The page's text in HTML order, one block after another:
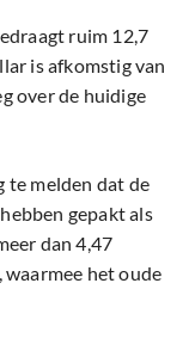
ruim 12,7
is afkomstig van
over de huidige
te melden dat de
gepakt als
dan 4,47
het oude